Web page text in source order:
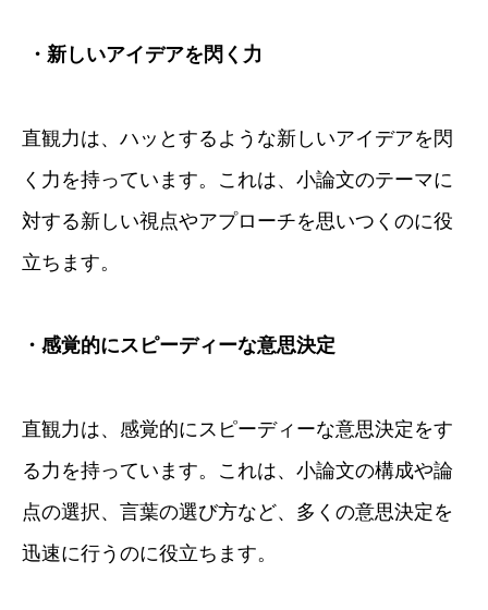
・新しいアイデアを閃く力
直観力は、ハッとするような新しいアイデアを閃
く力を持っています。これは、小論文のテーマに
対する新しい視点やアプローチを思いつくのに役
立ちます。
・感覚的にスピーディーな意思決定
直観力は、感覚的にスピーディーな意思決定をす
る力を持っています。これは、小論文の構成や論
点の選択、言葉の選び方など、多くの意思決定を
迅速に行うのに役立ちます。